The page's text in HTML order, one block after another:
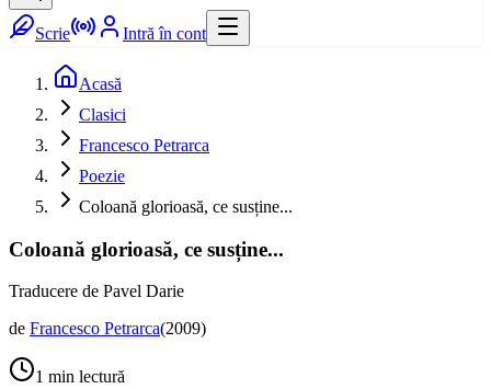
Scrie Intră în cont
Acasă
Clasici
Francesco Petrarca
Poezie
Coloană glorioasă, ce susține...
Coloană glorioasă, ce susține...
Traducere de Pavel Darie
de Francesco Petrarca(2009)
1 min lectură